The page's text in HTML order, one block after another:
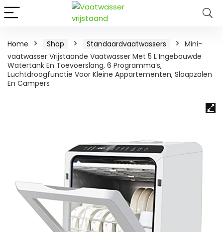
Home Shop Standaardvaatwassers
Mini-
vaatwasser Vrijstaande Vaatwasser Met 5 L Ingebouwde
Watertank En Toevoerslang, 6 Programma’s,
Luchtdroogfunctie Voor Kleine Appartementen, Slaapzalen
En Campers